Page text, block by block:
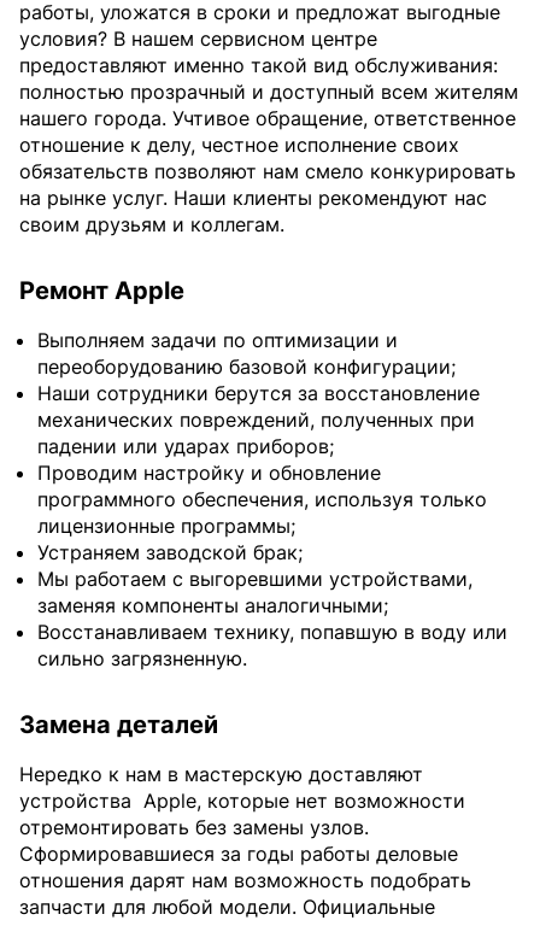
работы, уложатся в сроки и предложат выгодные
условия? В нашем сервисном центре
предоставляют именно такой вид обслуживания:
полностью прозрачный и доступный всем жителям
нашего города. Учтивое обращение, ответственное
отношение к делу, честное исполнение своих
обязательств позволяют нам смело конкурировать
на рынке услуг. Наши клиенты рекомендуют нас
своим друзьям и коллегам.
Ремонт Apple
Выполняем задачи по оптимизации и
переоборудованию базовой конфигурации;
Наши сотрудники берутся за восстановление
механических повреждений, полученных при
падении или ударах приборов;
Проводим настройку и обновление
программного обеспечения, используя только
лицензионные программы;
Устраняем заводской брак;
Мы работаем с выгоревшими устройствами,
заменяя компоненты аналогичными;
Восстанавливаем технику, попавшую в воду или
сильно загрязненную.
Замена деталей
Нередко к нам в мастерскую доставляют
устройства Apple, которые нет возможности
отремонтировать без замены узлов.
Сформировавшиеся за годы работы деловые
отношения дарят нам возможность подобрать
запчасти для любой модели. Официальные